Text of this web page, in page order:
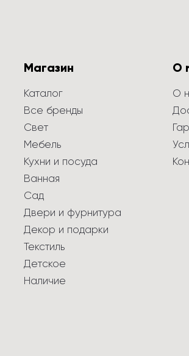
Магазин
Каталог
Все бренды
Свет
Мебель
Кухни и посуда
Ванная
Сад
Двери и фурнитура
Декор и подарки
Текстиль
Детское
Наличие
О
О